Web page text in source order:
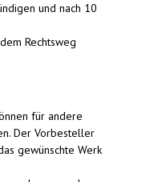
und nach 10
Rechtsweg
für andere
Der Vorbesteller
gewünschte Werk